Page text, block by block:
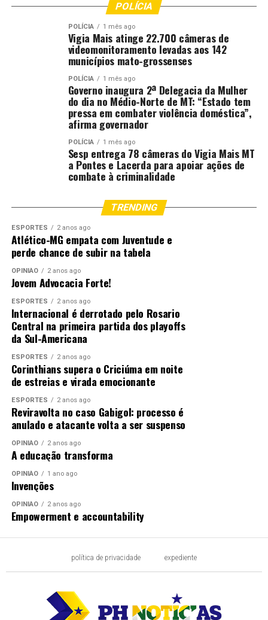
POLÍCIA
POLÍCIA 1 mês ago
Vigia Mais atinge 22.700 câmeras de
videomonitoramento levadas aos 142
municípios mato-grossenses
POLÍCIA 1 mês ago
Governo inaugura 2ª Delegacia da Mulher
do dia no Médio-Norte de MT: “Estado tem
pressa em combater violência doméstica”,
afirma governador
POLÍCIA 1 mês ago
Sesp entrega 78 câmeras do Vigia Mais MT
a Pontes e Lacerda para apoiar ações de
combate à criminalidade
TRENDING
ESPORTES 2 anos ago
Atlético-MG empata com Juventude e
perde chance de subir na tabela
OPINIÃO 2 anos ago
Jovem Advocacia Forte!
ESPORTES 2 anos ago
Internacional é derrotado pelo Rosario
Central na primeira partida dos playoffs
da Sul-Americana
ESPORTES 2 anos ago
Corinthians supera o Criciúma em noite
de estreias e virada emocionante
ESPORTES 2 anos ago
Reviravolta no caso Gabigol: processo é
anulado e atacante volta a ser suspenso
OPINIÃO 2 anos ago
A educação transforma
OPINIÃO 1 ano ago
Invenções
OPINIÃO 2 anos ago
Empowerment e accountability
política de privacidade expediente